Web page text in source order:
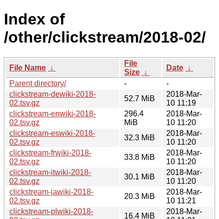
Index of
/other/clickstream/2018-02/
File Name ↓
File
Size ↓
Date ↓
Parent directory/
-
-
clickstream-dewiki-2018-
02.tsv.gz
52.7 MiB
2018-Mar-
10 11:19
clickstream-enwiki-2018-
02.tsv.gz
296.4
MiB
2018-Mar-
10 11:20
clickstream-eswiki-2018-
02.tsv.gz
32.3 MiB
2018-Mar-
10 11:20
clickstream-frwiki-2018-
02.tsv.gz
33.8 MiB
2018-Mar-
10 11:20
clickstream-itwiki-2018-
02.tsv.gz
30.1 MiB
2018-Mar-
10 11:20
clickstream-jawiki-2018-
02.tsv.gz
20.3 MiB
2018-Mar-
10 11:21
clickstream-plwiki-2018-
16.4 MiB
2018-Mar-